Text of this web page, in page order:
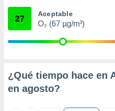
e
publicidad
27 Aceptable
O₃ (67 µg/m³)
¿Qué tiempo hace en
en agosto?